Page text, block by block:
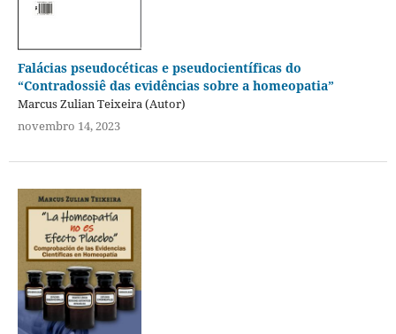
Falácias pseudocéticas e pseudocientíficas do
“Contradossiê das evidências sobre a homeopatia”
Marcus Zulian Teixeira (Autor)
novembro 14, 2023